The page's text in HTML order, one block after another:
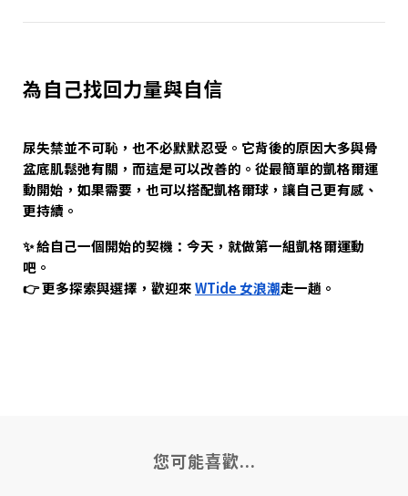
為自己找回力量與自信
尿失禁並不可恥，也不必默默忍受。它背後的原因大多與骨
盆底肌鬆弛有關，而這是可以改善的。從最簡單的凱格爾運
動開始，如果需要，也可以搭配凱格爾球，讓自己更有感、
更持續。
✨ 給自己一個開始的契機：今天，就做第一組凱格爾運動
吧。
👉 更多探索與選擇，歡迎來WTide 女浪潮走一趟。
您可能喜歡...